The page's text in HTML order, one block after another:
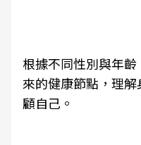
根據不同性別與年
來的健康節點，理
顧自己。